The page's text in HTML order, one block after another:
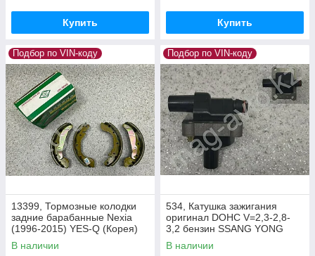
Купить Купить
Подбор по VIN-коду
13399, Тормозные колодки
задние барабанные Nexia
(1996-2015) YES-Q (Корея)
PS4520065
В наличии
Подбор по VIN-коду
534, Катушка зажигания
оригинал DOHC V=2,3-2,8-
3,2 бензин SSANG YONG
Motors Beijing 02215-06444
В наличии